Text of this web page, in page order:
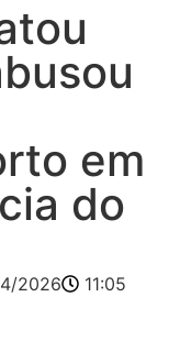
em
do
2026 11:05